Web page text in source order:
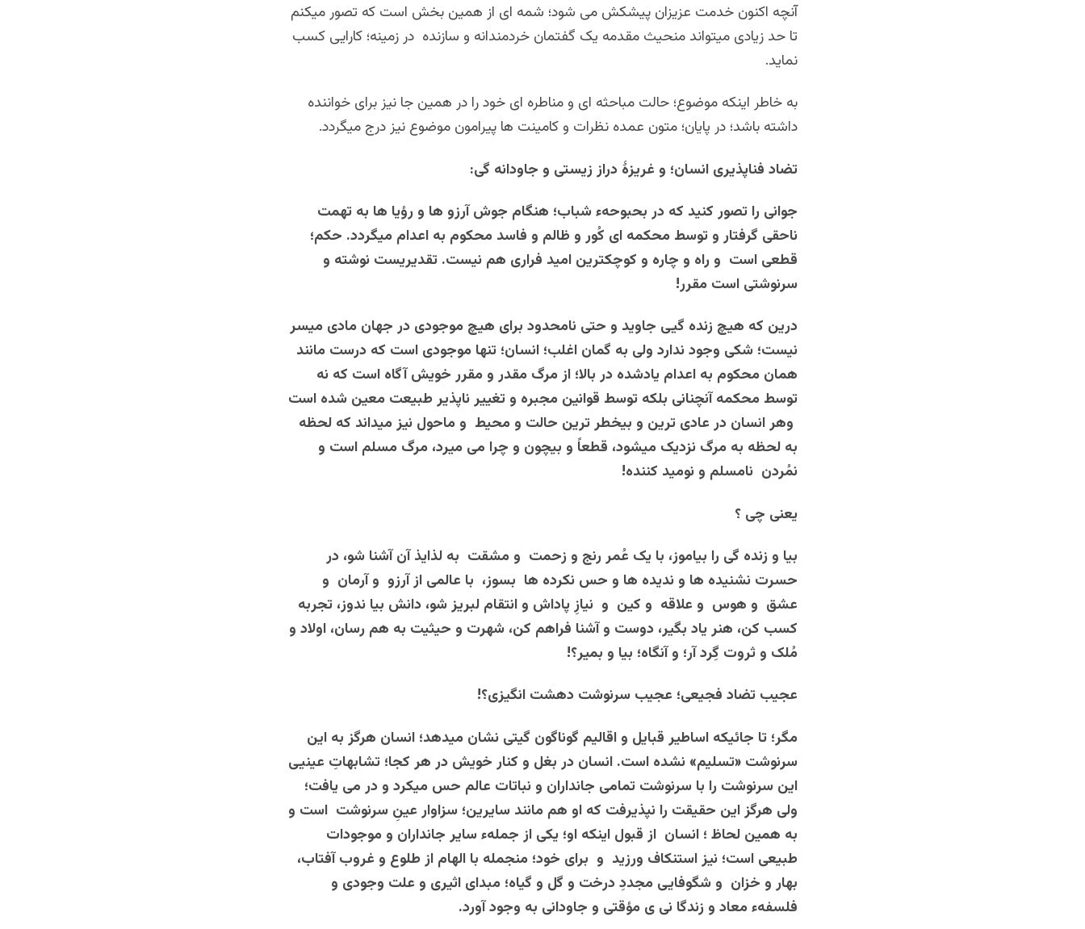
آنچه اکنون خدمت عزیزان پیشکش می شود؛ شمه ای از همین بخش است که تصور میکنم
تا حد زیادی میتواند منحیث مقدمه یک گفتمان خردمندانه و سازنده در زمینه؛ کارایی کسب
نماید.
به خاطر اینکه موضوع؛ حالت مباحثه ای و مناطره ای خود را در همین جا نیز برای خواننده
داشته باشد؛ در پایان؛ متون عمده نظرات و کامینت ها پیرامون موضوع نیز درج میگردد.
تضاد فناپذیری انسان؛ و غریزۀ دراز زیستی و جاودانه گی:
جوانی را تصور کنید که در بحبوحهء شباب؛ هنگام جوش آرزو ها و رؤیا ها به تهمت
ناحقی گرفتار و توسط محکمه ای کُور و ظالم و فاسد محکوم به اعدام میگردد. حکم؛
قطعی است و راه و چاره و کوچکترین امید فراری هم نیست. تقدیریست نوشته و
سرنوشتی است مقرر!
درین که هیچ زنده گیی جاوید و حتی نامحدود برای هیچ موجودی در جهان مادی میسر
نیست؛ شکی وجود ندارد ولی به گمان اغلب؛ انسان؛ تنها موجودی است که درست مانند
همان محکوم به اعدام یادشده در بالا؛ از مرگ مقدر و مقرر خویش آگاه است که نه
توسط محکمه آنچنانی بلکه توسط قوانین مجبره و تغییر ناپذیر طبیعت معین شده است
وهر انسان در عادی ترین و بیخطر ترین حالت و محیط و ماحول نیز میداند که لحظه
به لحظه به مرگ نزدیک میشود، قطعاً و بیچون و چرا می میرد، مرگ مسلم است و
نمُردن نامسلم و نومید کننده!
یعنی چی ؟
بیا و زنده گی را بیاموز، با یک عُمر رنج و زحمت و مشقت به لذایذ آن آشنا شو، در
حسرت نشنیده ها و ندیده ها و حس نکرده ها بسوز، با عالمی از آرزو و آرمان و
عشق و هوس و علاقه و کین و نیازِ پاداش و انتقام لبریز شو، دانش بیا ندوز، تجربه
کسب کن، هنر یاد بگیر، دوست و آشنا فراهم کن، شهرت و حیثیت به هم رسان، اولاد و
مُلک و ثروت گِرد آر؛ و آنگاه؛ بیا و بمیر؟!
عجیب تضاد فجیعی؛ عجیب سرنوشت دهشت انگیزی؟!
مگر؛ تا جائیکه اساطیر قبایل و اقالیم گوناگون گیتی نشان میدهد؛ انسان هرگز به این
سرنوشت «تسلیم» نشده است. انسان در بغل و کنار خویش در هر کجا؛ تشابهاتِ عینیی
این سرنوشت را با سرنوشت تمامی جانداران و نباتات عالم حس میکرد و در می یافت؛
ولی هرگز این حقیقت را نپذیرفت که او هم مانند سایرین؛ سزاوار عینِ سرنوشت است و
به همین لحاظ ؛ انسان از قبول اینکه او؛ یکی از جملهء سایر جانداران و موجودات
طبیعی است؛ نیز استنکاف ورزید و برای خود؛ منجمله با الهام از طلوع و غروب آفتاب،
بهار و خزان و شگوفایی مجددِ درخت و گل و گیاه؛ مبدای اثیری و علت وجودی و
فلسفهء معاد و زندگا نی ی مؤقتی و جاودانی به وجود آورد.